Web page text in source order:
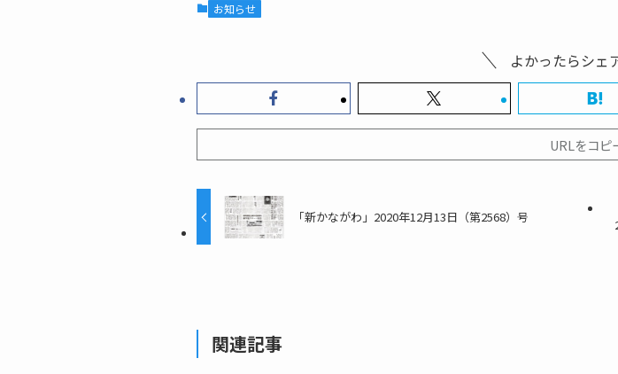
お知らせ
よかったらシェ
URLをコピ
「新かながわ」2020年12月13日（第2568）号
関連記事